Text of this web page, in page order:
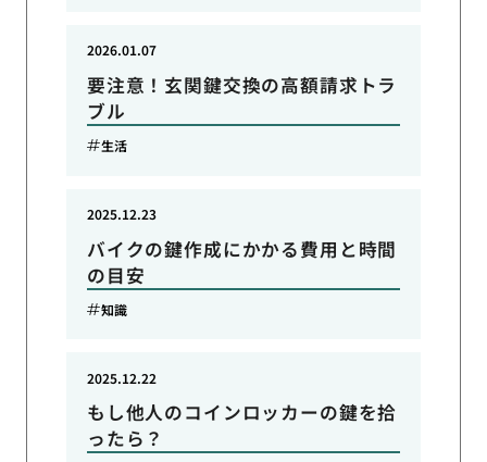
要注意！玄関鍵交換の高額請求トラ
ブル
2026.01.07
生活
バイクの鍵作成にかかる費用と時間
の目安
2025.12.23
知識
もし他人のコインロッカーの鍵を拾
ったら？
2025.12.22